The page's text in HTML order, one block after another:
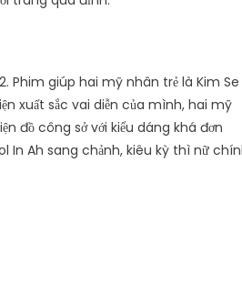
Phim giúp hai mỹ nhân trẻ là Kim Se
xuất sắc vai diễn của mình, hai mỹ
đồ công sở với kiểu dáng khá đơn
In Ah sang chảnh, kiêu kỳ thì nữ